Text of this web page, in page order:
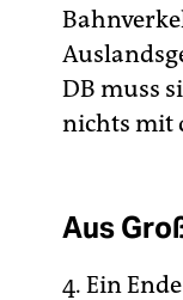
DB muss
nichts mit
Aus
4. Ein